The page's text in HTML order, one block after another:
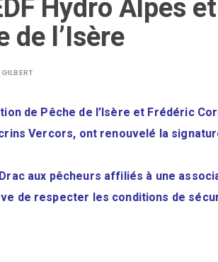
Hydro Alpes et
de l’Isère
GILBERT
de Pêche de l’Isère et Frédéric
Vercors, ont renouvelé la
aux pêcheurs affiliés à une
de respecter les conditions de